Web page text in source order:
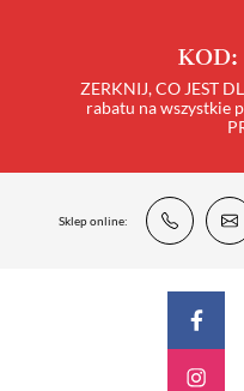
KOD:
ZERKNIJ, CO JEST
rabatu na wszystkie
Sklep online: